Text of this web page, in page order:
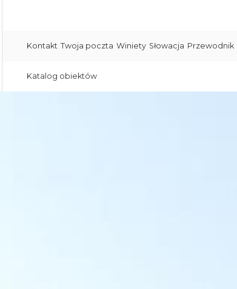
Kontakt Twoja poczta Winiety Słowacja Przewodnik
Katalog obiektów